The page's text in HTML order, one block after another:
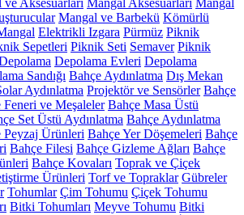
Aksesuarları Mangal Aksesuarları Mangal
Mangal ve Barbekü Kömürlü
Elektrikli Izgara Pürmüz Piknik
Sepetleri Piknik Seti Semaver Piknik
Depolama Evleri Depolama
Sandığı Bahçe Aydınlatma Dış Mekan
Aydınlatma Projektör ve Sensörler Bahçe
Feneri ve Meşaleler Bahçe Masa Üstü
Set Üstü Aydınlatma Bahçe Aydınlatma
Peyzaj Ürünleri Bahçe Yer Döşemeleri Bahçe
Bahçe Filesi Bahçe Gizleme Ağları Bahçe
Bahçe Kovaları Toprak ve Çiçek
Ürünleri Torf ve Topraklar Gübreler
Tohumlar Çim Tohumu Çiçek Tohumu
Bitki Tohumları Meyve Tohumu Bitki